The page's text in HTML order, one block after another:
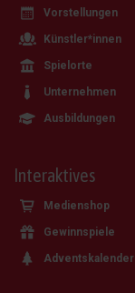
Vorstellungen
Künstler*innen
Spielorte
Unternehmen
Ausbildungen
Interaktives
Medienshop
Gewinnspiele
Adventskalender